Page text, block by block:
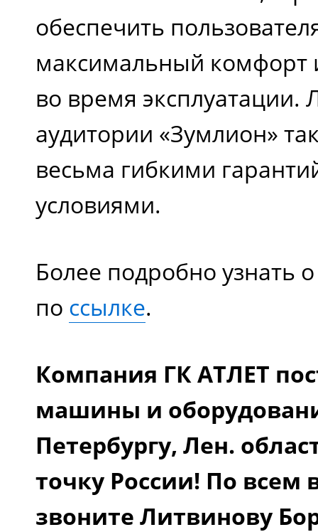
обеспечить
максимальный комфорт
во время эксплуатации.
аудитории «Зумлион»
весьма гибкими
условиями.
Более подробно узнать
по ссылке.
Компания ГК АТЛЕТ
машины и
Петербургу, Лен.
точку России! По всем
звоните Литвинову